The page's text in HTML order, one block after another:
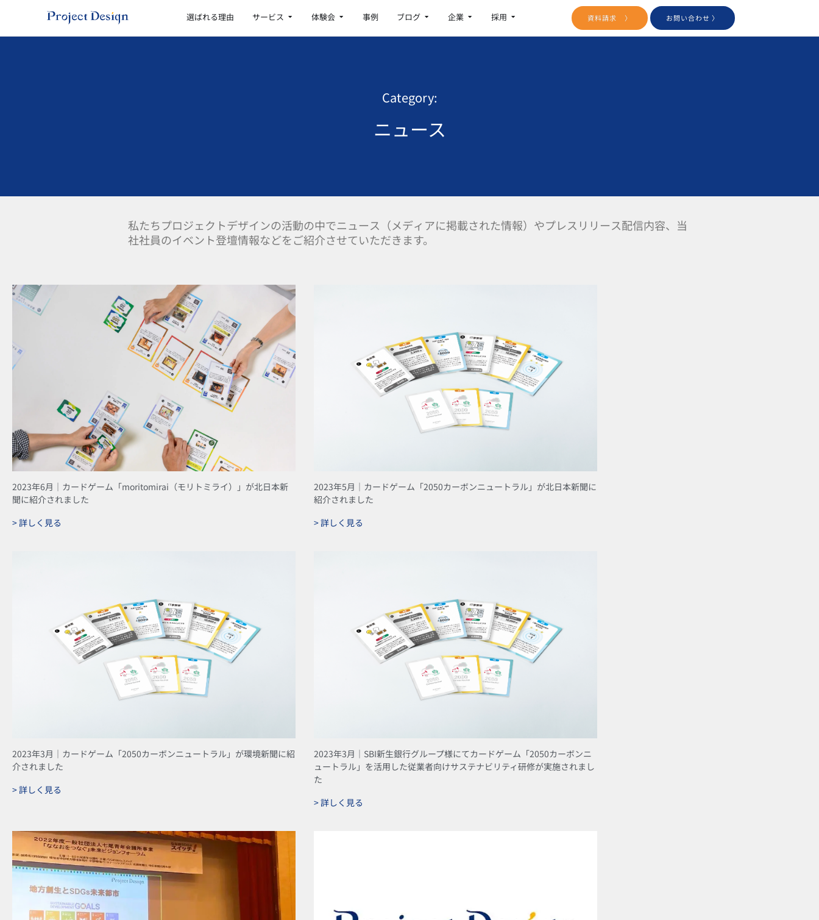
を
選ばれる理由 サービス Open サービス
体験会 Open 体験会
事例 ブログ Open ブログ
企業 Open 企業
採用 Open 採用 資料請求 〉 お問い合わせ 〉
Category:
ニュース
私たちプロジェクトデザインの活動の中でニュース（メディアに掲載された情報）やプレスリリース配信内容、当
社社員のイベント登壇情報などをご紹介させていただきます。
2023年6月｜カードゲーム「moritomirai（モリトミライ）」が北日本新
聞に紹介されました
> 詳しく見る
2023年5月｜カードゲーム「2050カーボンニュートラル」が北日本新聞に
紹介されました
> 詳しく見る
2023年3月｜カードゲーム「2050カーボンニュートラル」が環境新聞に紹
介されました
> 詳しく見る
2023年3月｜SBI新生銀行グループ様にてカードゲーム「2050カーボンニ
ュートラル」を活用した従業者向けサステナビリティ研修が実施されまし
た
> 詳しく見る
ペ
ー
ジ
ペ
ー
ジ
ペ
ー
ジ